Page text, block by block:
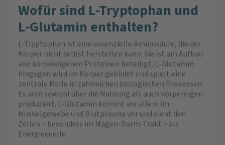
Wofür sind L-Tryptophan und
L-Glutamin enthalten?
L-Tryptophan ist eine essenzielle Aminosäure, die der
Körper nicht selbst herstellen kann. Sie ist am Aufbau
von körpereigenen Proteinen beteiligt. L-Glutamin
hingegen wird im Körper gebildet und spielt eine
zentrale Rolle in zahlreichen biologischen Prozessen.
Es wird sowohl über die Nahrung als auch körpereigen
produziert. L-Glutamin kommt vor allem im
Muskelgewebe und Blutplasma vor und dient den
Zellen – besonders im Magen-Darm-Trakt – als
Energiequelle.